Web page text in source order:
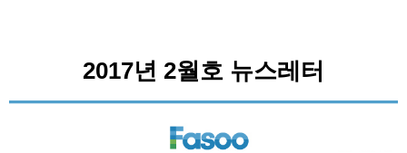
2017년 2월호 뉴스레터